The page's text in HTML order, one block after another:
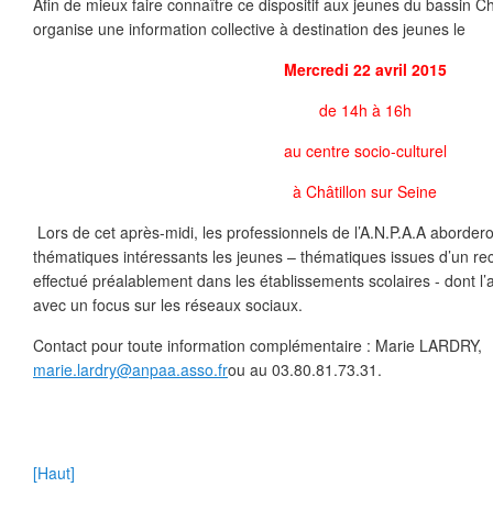
Afin de mieux faire connaître ce dispositif aux jeunes du bassin
organise une information collective à destination des jeunes le
Mercredi 22 avril 2015
de 14h à 16h
au centre socio-culturel
à Châtillon sur Seine
Lors de cet après-midi, les professionnels de l’A.N.P.A.A
thématiques intéressants les jeunes – thématiques issues d’un
effectué préalablement dans les établissements scolaires - dont
avec un focus sur les réseaux sociaux.
Contact pour toute information complémentaire : Marie LARDRY,
marie.lardry@anpaa.asso.frou au 03.80.81.73.31.
[Haut]